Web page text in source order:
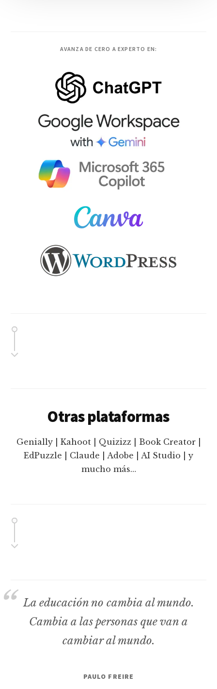
AVANZA DE CERO A EXPERTO EN:
Otras plataformas
Genially | Kahoot | Quizizz | Book Creator |
EdPuzzle | Claude | Adobe | AI Studio | y
mucho más…
La educación no cambia al mundo.
Cambia a las personas que van a
cambiar al mundo.
PAULO FREIRE